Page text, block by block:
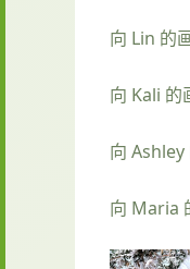
向 Lin 的
向 Kali 的
向 Ashley
向 Maria